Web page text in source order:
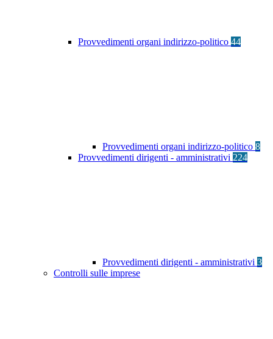
Provvedimenti organi indirizzo-politico 44
Provvedimenti organi indirizzo-politico 8
Provvedimenti dirigenti - amministrativi 224
Provvedimenti dirigenti - amministrativi 3
Controlli sulle imprese